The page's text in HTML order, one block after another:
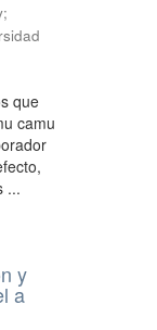
;
que
camu
...
y
a